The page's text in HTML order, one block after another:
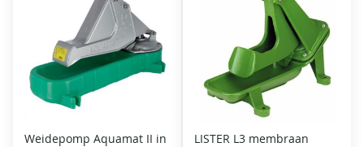
Weidepomp Aquamat II in
LISTER L3 membraan